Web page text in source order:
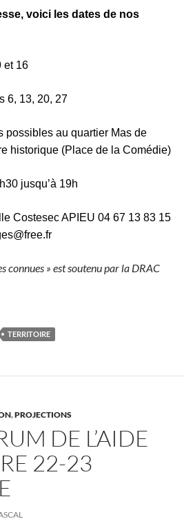
voici les dates de nos
et 16
6, 13, 20, 27
possibles au quartier Mas de
historique (Place de la Comédie)
jusqu’à 19h
Costesec APIEU 04 67 13 83 15
connues » est soutenu par la DRAC
TERRITOIRE
,PROJECTIONS
DE L’AIDE
22-23